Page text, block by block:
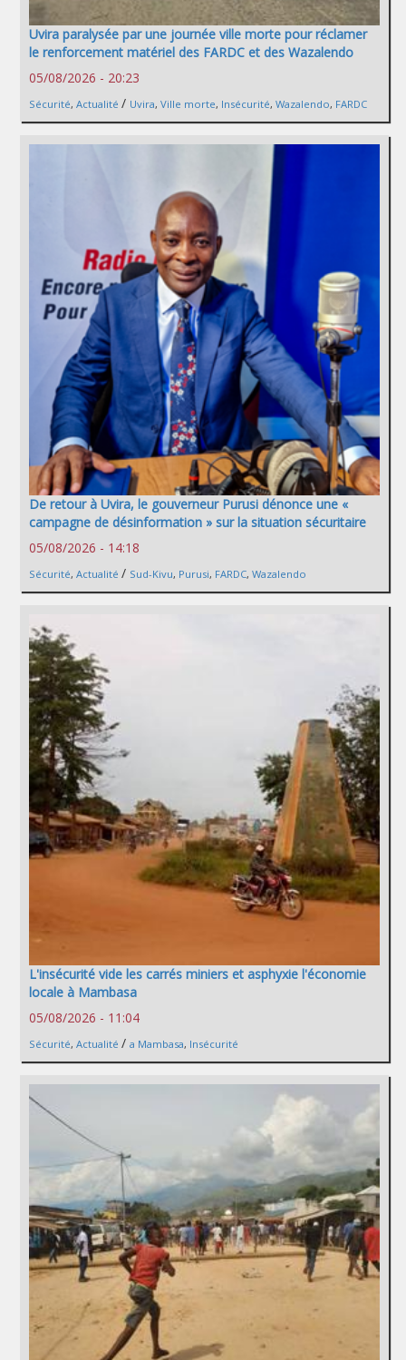
Uvira paralysée par une journée ville morte pour réclamer
le renforcement matériel des FARDC et des Wazalendo
05/08/2026 - 20:23
Sécurité, Actualité / Uvira, Ville morte, Insécurité, Wazalendo, FARDC
De retour à Uvira, le gouverneur Purusi dénonce une «
campagne de désinformation » sur la situation sécuritaire
05/08/2026 - 14:18
Sécurité, Actualité / Sud-Kivu, Purusi, FARDC, Wazalendo
L'insécurité vide les carrés miniers et asphyxie l'économie
locale à Mambasa
05/08/2026 - 11:04
Sécurité, Actualité / a Mambasa, Insécurité